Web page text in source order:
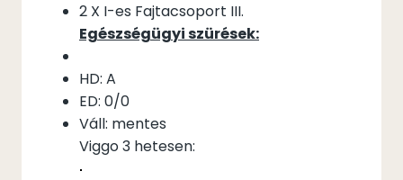
2 X I-es Fajtacsoport III.
Egészségügyi szürések:
HD: A
ED: 0/0
Váll: mentes
Viggo 3 hetesen: